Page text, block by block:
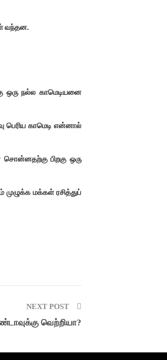
வந்தன.
ஒரு நல்ல காமெடியனை
காமெடி என்னால்
பிறகு ஒரு
மக்கள் ரசித்துப்
NEXT POST
வெற்றியா?